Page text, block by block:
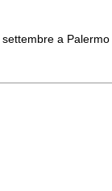
a Palermo